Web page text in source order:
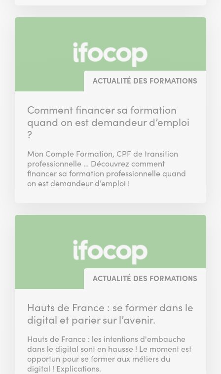
ACTUALITÉ DES FORMATIONS
Comment financer sa formation
quand on est demandeur d’emploi
?
Mon Compte Formation, CPF de transition
professionnelle … Découvrez comment
financer sa formation professionnelle quand
on est demandeur d’emploi !
ACTUALITÉ DES FORMATIONS
Hauts de France : se former dans le
digital et parier sur l’avenir.
Hauts de France : les intentions d'embauche
dans le digital sont en hausse ! Le moment est
opportun pour se former aux métiers du
digital ! Explications.